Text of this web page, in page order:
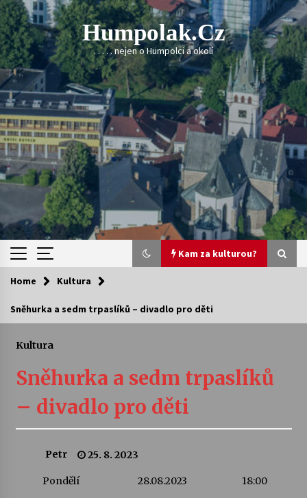
Skip
to
content
Humpolak.cz
. . . . . nejen o Humpolci a okolí
Kam za kulturou?
Kam za kulturou?
Vernisáž výstavy Josefíny Duškové: Stávám se
kapkou
30. 7. 2026
Veselí muzikanti
Home Kultura
Sněhurka a sedm trpaslíků – divadlo pro děti
Kultura
Sněhurka a sedm trpaslíků
– divadlo pro děti
Petr 25. 8. 2023
Pondělí 28.08.2023 18:00